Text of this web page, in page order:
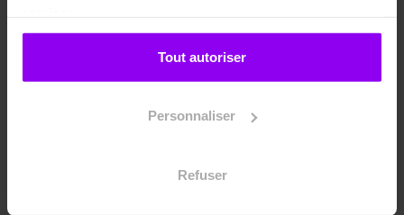
Tout autoriser
Personnaliser
Refuser
ou encore nous rencontrer lors de